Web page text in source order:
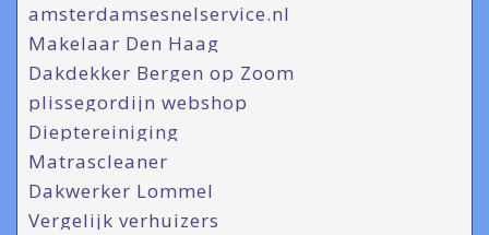
amsterdamsesnelservice.nl
Makelaar Den Haag
Dakdekker Bergen op Zoom
plissegordijn webshop
Dieptereiniging
Matrascleaner
Dakwerker Lommel
Vergelijk verhuizers